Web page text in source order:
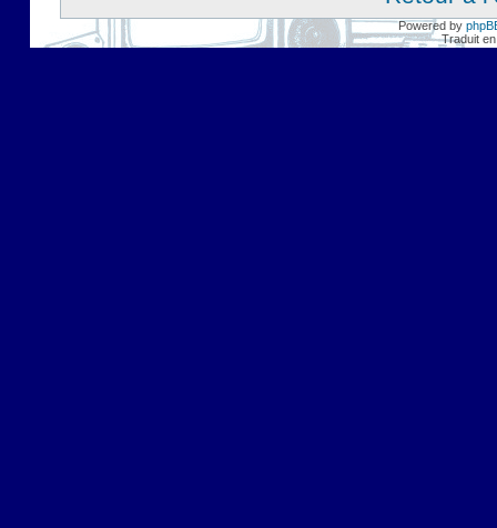
Powered by
Traduit